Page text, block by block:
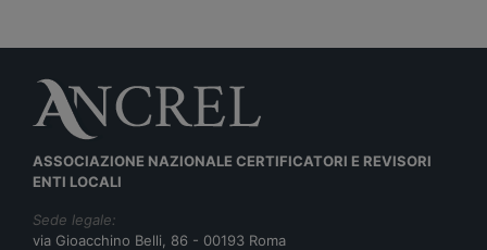
ASSOCIAZIONE NAZIONALE CERTIFICATORI E REVISORI
ENTI LOCALI
Sede legale:
via Gioacchino Belli, 86 - 00193 Roma